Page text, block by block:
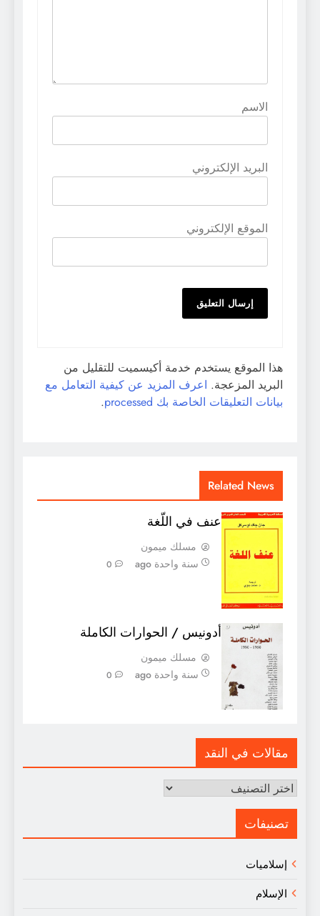
البريد الإلكتروني
الموقع الإلكتروني
هذا الموقع يستخدم خدمة أكيسميت للتقليل من
البريد المزعجة. اعرف المزيد عن كيفية التعامل مع
بيانات التعليقات الخاصة بك processed
.
Related News
عنف في اللّغة
مسلك ميمون
سنة واحدة ago
0
أدونيس / الحوارات الكاملة
مسلك ميمون
سنة واحدة ago
0
مقالات في النقد
تصنيفات
إسلاميات
الإسلام